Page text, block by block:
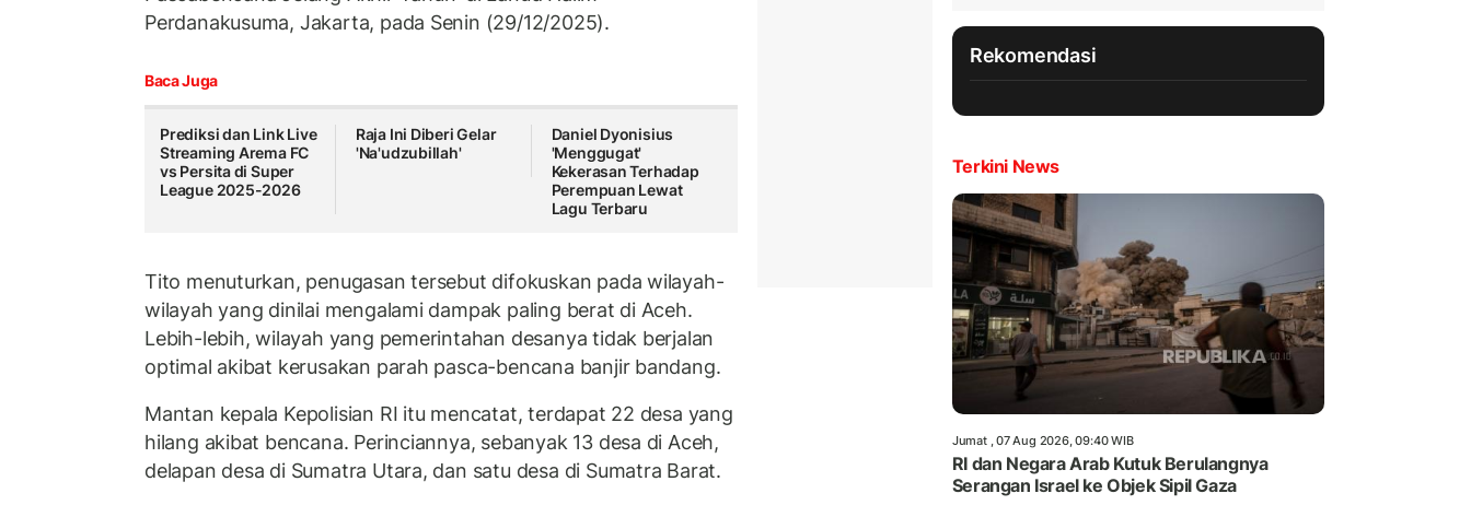
Perdanakusuma, Jakarta, pada Senin (29/12/2025).
Baca Juga
Prediksi dan Link Live
Streaming Arema FC
vs Persita di Super
League 2025-2026
Raja Ini Diberi Gelar
'Na'udzubillah'
Daniel Dyonisius
'Menggugat'
Kekerasan Terhadap
Perempuan Lewat
Lagu Terbaru
Tito menuturkan, penugasan tersebut difokuskan pada wilayah-
wilayah yang dinilai mengalami dampak paling berat di Aceh.
Lebih-lebih, wilayah yang pemerintahan desanya tidak berjalan
optimal akibat kerusakan parah pasca-bencana banjir bandang.
Mantan kepala Kepolisian RI itu mencatat, terdapat 22 desa yang
hilang akibat bencana. Perinciannya, sebanyak 13 desa di Aceh,
delapan desa di Sumatra Utara, dan satu desa di Sumatra Barat.
Rekomendasi
Terkini News
Jumat , 07 Aug 2026, 09:40 WIB
RI dan Negara Arab Kutuk Berulangnya
Serangan Israel ke Objek Sipil Gaza